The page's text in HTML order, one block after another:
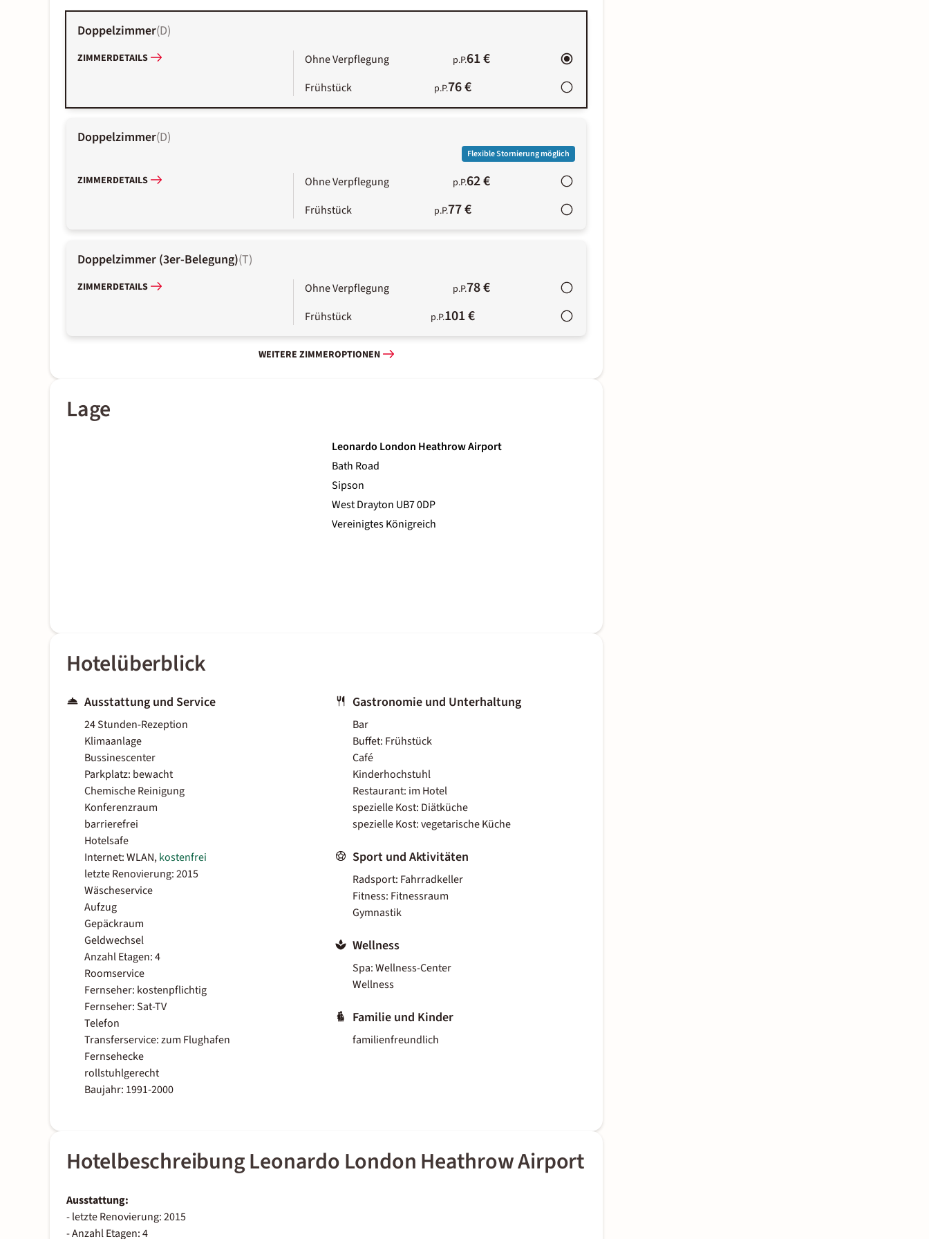
Doppelzimmer(D)
ZIMMERDETAILS Ohne Verpflegung p.P.61 €
Frühstück p.P.76 €
Doppelzimmer(D)
Flexible Stornierung möglich
ZIMMERDETAILS Ohne Verpflegung p.P.62 €
Frühstück p.P.77 €
Doppelzimmer (3er-Belegung)(T)
ZIMMERDETAILS Ohne Verpflegung p.P.78 €
Frühstück p.P.101 €
WEITERE ZIMMEROPTIONEN
Lage
Leonardo London Heathrow Airport
Bath Road
Sipson
West Drayton UB7 0DP
Vereinigtes Königreich
Hotelüberblick
Ausstattung und Service
24 Stunden-Rezeption
Klimaanlage
Bussinescenter
Parkplatz: bewacht
Chemische Reinigung
Konferenzraum
barrierefrei
Hotelsafe
Internet: WLAN,kostenfrei
letzte Renovierung: 2015
Wäscheservice
Aufzug
Gepäckraum
Geldwechsel
Anzahl Etagen: 4
Roomservice
Fernseher: kostenpflichtig
Fernseher: Sat-TV
Telefon
Transferservice: zum Flughafen
Fernsehecke
rollstuhlgerecht
Baujahr: 1991-2000
Gastronomie und Unterhaltung
Bar
Buffet: Frühstück
Café
Kinderhochstuhl
Restaurant: im Hotel
spezielle Kost: Diätküche
spezielle Kost: vegetarische Küche
Sport und Aktivitäten
Radsport: Fahrradkeller
Fitness: Fitnessraum
Gymnastik
Wellness
Spa: Wellness-Center
Wellness
Familie und Kinder
familienfreundlich
Hotelbeschreibung Leonardo London Heathrow Airport
Ausstattung:
- letzte Renovierung: 2015
- Anzahl Etagen: 4